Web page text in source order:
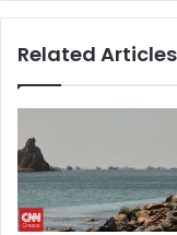
Related Articles